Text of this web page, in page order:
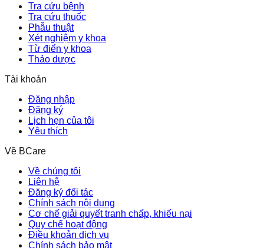
Tra cứu bệnh
Tra cứu thuốc
Phẫu thuật
Xét nghiệm y khoa
Từ điển y khoa
Thảo dược
Tài khoản
Đăng nhập
Đăng ký
Lịch hẹn của tôi
Yêu thích
Về BCare
Về chúng tôi
Liên hệ
Đăng ký đối tác
Chính sách nội dung
Cơ chế giải quyết tranh chấp, khiếu nại
Quy chế hoạt động
Điều khoản dịch vụ
Chính sách bảo mật